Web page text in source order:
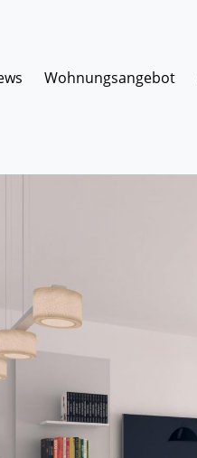
Wohnungsangebot